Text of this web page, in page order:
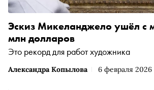
Александра Копылова 6 февраля 2026
Эскиз Микеланджело ушёл с
млн долларов
Это рекорд для работ художника